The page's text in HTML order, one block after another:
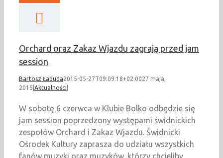
Orchard oraz Zakaz Wjazdu zagrają przed jam
session
Bartosz Łabuda2015-05-27T09:09:18+02:0027 maja,
2015 Aktualności
W sobotę 6 czerwca w Klubie Bolko odbędzie się
jam session poprzedzony występami świdnickich
zespołów Orchard i Zakaz Wjazdu. Świdnicki
Ośrodek Kultury zaprasza do udziału wszystkich
fanów muzyki oraz muzyków, którzy chcieliby